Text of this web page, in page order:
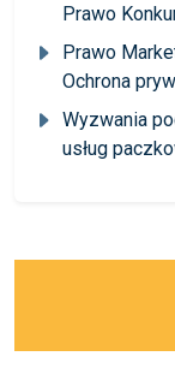
Prawo
Prawo
Ochrona
Wyzwania
usług